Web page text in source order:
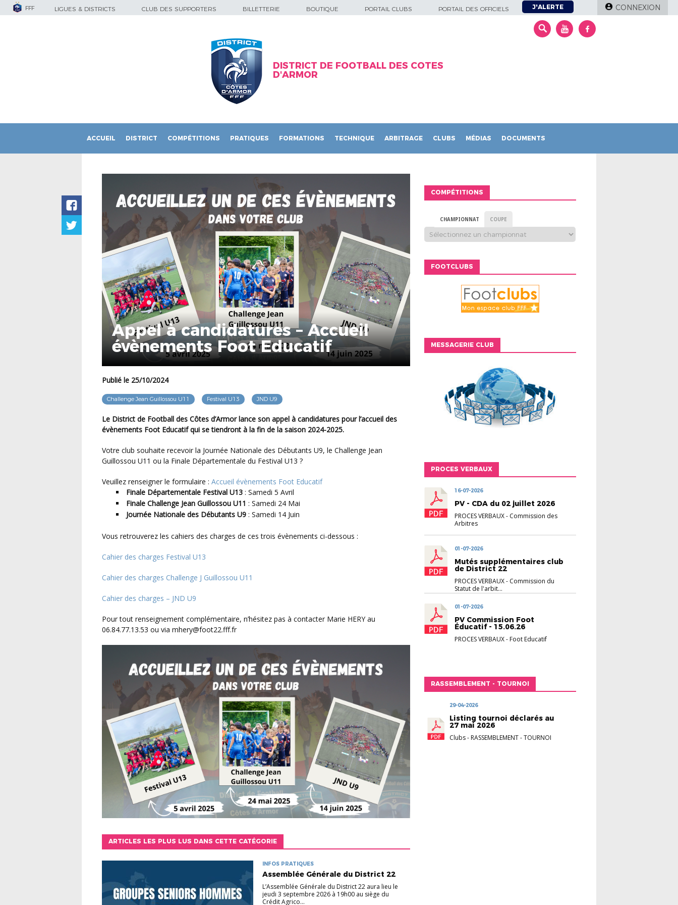
FFF LIGUES & DISTRICTS CLUB DES SUPPORTERS BILLETTERIE BOUTIQUE PORTAIL CLUBS PORTAIL DES OFFICIELS J'ALERTE CONNEXION
DISTRICT DE FOOTBALL DES COTES
D'ARMOR
ACCUEIL DISTRICT COMPÉTITIONS PRATIQUES FORMATIONS TECHNIQUE ARBITRAGE CLUBS MÉDIAS DOCUMENTS
Appel à candidatures – Accueil
évènements Foot Educatif
Publié le 25/10/2024
Challenge Jean Guillossou U11 Festival U13 JND U9
Le District de Football des Côtes d’Armor lance son appel à candidatures pour l’accueil des
évènements Foot Educatif qui se tiendront à la fin de la saison 2024-2025.
Votre club souhaite recevoir la Journée Nationale des Débutants U9, le Challenge Jean
Guillossou U11 ou la Finale Départementale du Festival U13 ?
Veuillez renseigner le formulaire : Accueil évènements Foot Educatif
Finale Départementale Festival U13 : Samedi 5 Avril
Finale Challenge Jean Guillossou U11 : Samedi 24 Mai
Journée Nationale des Débutants U9 : Samedi 14 Juin
Vous retrouverez les cahiers des charges de ces trois évènements ci-dessous :
Cahier des charges Festival U13
Cahier des charges Challenge J Guillossou U11
Cahier des charges – JND U9
Pour tout renseignement complémentaire, n’hésitez pas à contacter Marie HERY au
06.84.77.13.53 ou via mhery@foot22.fff.fr
ARTICLES LES PLUS LUS DANS CETTE CATÉGORIE
INFOS PRATIQUES
Assemblée Générale du District 22
L’Assemblée Générale du District 22 aura lieu le
jeudi 3 septembre 2026 à 19h00 au siège du
Crédit Agrico...
COMPÉTITIONS
CHAMPIONNAT COUPE
FOOTCLUBS
MESSAGERIE CLUB
PROCES VERBAUX
16-07-2026
PV - CDA du 02 juillet 2026
PROCES VERBAUX- Commission des
Arbitres
01-07-2026
Mutés supplémentaires club
de District 22
PROCES VERBAUX- Commission du
Statut de l'arbit...
01-07-2026
PV Commission Foot
Éducatif - 15.06.26
PROCES VERBAUX- Foot Educatif
RASSEMBLEMENT - TOURNOI
29-04-2026
Listing tournoi déclarés au
27 mai 2026
Clubs- RASSEMBLEMENT - TOURNOI